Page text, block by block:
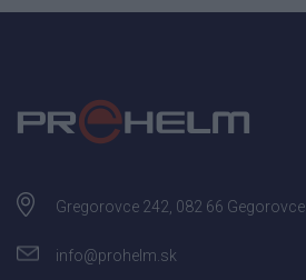
Gregorovce 242, 082 66 Gegorovce
info@prohelm.sk